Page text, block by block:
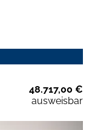
48.717,00 €
ausweisbar